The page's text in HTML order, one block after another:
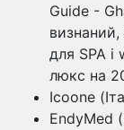
Guide -
для SPA і
люкс на
Icoone
EndyMed